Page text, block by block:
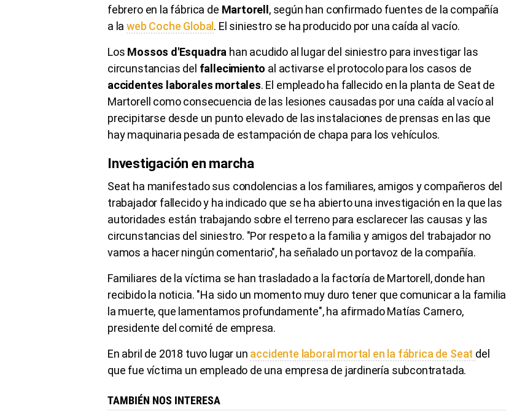
febrero en la fábrica de Martorell, según han confirmado fuentes de la compañía
a laweb Coche Global. El siniestro se ha producido por una caída al vacío.
Los Mossos d'Esquadra han acudido al lugar del siniestro para investigar las
circunstancias del fallecimiento al activarse el protocolo para los casos de
accidentes laborales mortales. El empleado ha fallecido en la planta de Seat de
Martorell como consecuencia de las lesiones causadas por una caída al vacío al
precipitarse desde un punto elevado de las instalaciones de prensas en las que
hay maquinaria pesada de estampación de chapa para los vehículos.
Investigación en marcha
Seat ha manifestado sus condolencias a los familiares, amigos y compañeros del
trabajador fallecido y ha indicado que se ha abierto una investigación en la que las
autoridades están trabajando sobre el terreno para esclarecer las causas y las
circunstancias del siniestro. "Por respeto a la familia y amigos del trabajador no
vamos a hacer ningún comentario", ha señalado un portavoz de la compañía.
Familiares de la víctima se han trasladado a la factoría de Martorell, donde han
recibido la noticia. "Ha sido un momento muy duro tener que comunicar a la familia
la muerte, que lamentamos profundamente", ha afirmado Matías Carnero,
presidente del comité de empresa.
En abril de 2018 tuvo lugar un accidente laboral mortal en la fábrica de Seat del
que fue víctima un empleado de una empresa de jardinería subcontratada.
TAMBIÉN NOS INTERESA